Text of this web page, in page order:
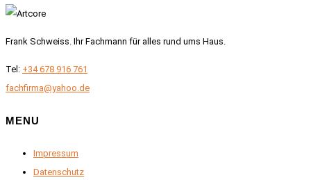
Frank Schweiss. Ihr Fachmann für alles rund ums Haus.
Tel: +34 678 916 761
fachfirma@yahoo.de
MENU
Impressum
Datenschutz